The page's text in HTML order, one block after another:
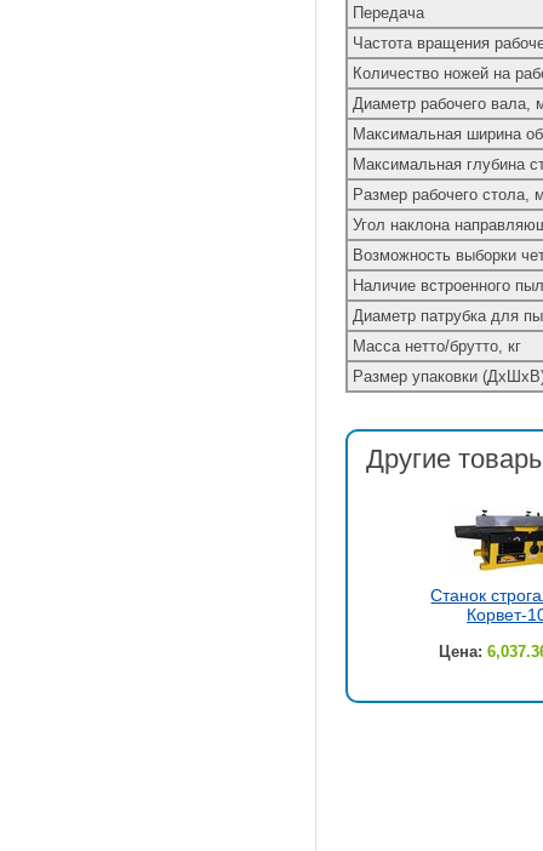
Передача
Частота вращения
Количество ножей на
Диаметр рабочего вала,
Максимальная ширина
Максимальная глубина
Размер рабочего стола,
Угол наклона
Возможность выборки
Наличие встроенного
Диаметр патрубка для
Масса нетто/брутто, кг
Размер упаковки
Другие
Станок
Корвет-
Цена: